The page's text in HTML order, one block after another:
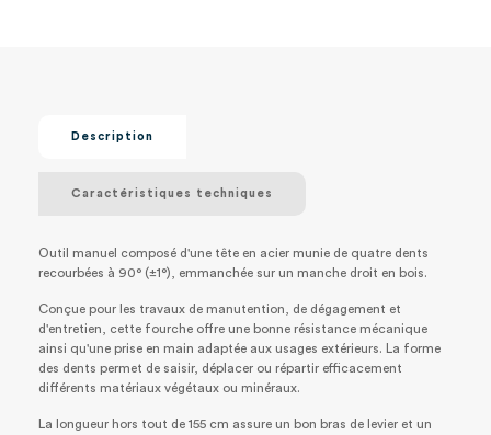
Description
Caractéristiques techniques
Outil manuel composé d'une tête en acier munie de quatre dents
recourbées à 90° (±1°), emmanchée sur un manche droit en bois.
Conçue pour les travaux de manutention, de dégagement et
d'entretien, cette fourche offre une bonne résistance mécanique
ainsi qu'une prise en main adaptée aux usages extérieurs. La forme
des dents permet de saisir, déplacer ou répartir efficacement
différents matériaux végétaux ou minéraux.
La longueur hors tout de 155 cm assure un bon bras de levier et un